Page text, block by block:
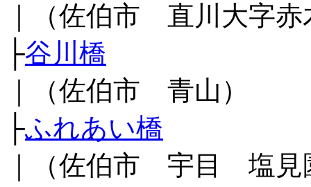
｜（佐伯市 直川大字赤
├谷川橋
｜（佐伯市 青山）
├ふれあい橋
｜（佐伯市 宇目 塩見